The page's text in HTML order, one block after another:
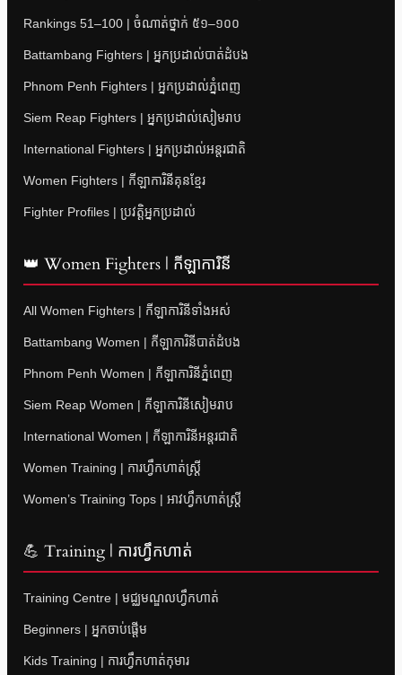
Rankings 51–100 | ចំណាត់ថ្នាក់ ៥១–១០០
Battambang Fighters | អ្នកប្រដាល់បាត់ដំបង
Phnom Penh Fighters | អ្នកប្រដាល់ភ្នំពេញ
Siem Reap Fighters | អ្នកប្រដាល់សៀមរាប
International Fighters | អ្នកប្រដាល់អន្តរជាតិ
Women Fighters | កីឡាការិនីគុនខ្មែរ
Fighter Profiles | ប្រវត្តិអ្នកប្រដាល់
👑 Women Fighters | កីឡាការិនី
All Women Fighters | កីឡាការិនីទាំងអស់
Battambang Women | កីឡាការិនីបាត់ដំបង
Phnom Penh Women | កីឡាការិនីភ្នំពេញ
Siem Reap Women | កីឡាការិនីសៀមរាប
International Women | កីឡាការិនីអន្តរជាតិ
Women Training | ការហ្វឹកហាត់ស្ត្រី
Women’s Training Tops | អាវហ្វឹកហាត់ស្ត្រី
💪 Training | ការហ្វឹកហាត់
Training Centre | មជ្ឈមណ្ឌលហ្វឹកហាត់
Beginners | អ្នកចាប់ផ្តើម
Kids Training | ការហ្វឹកហាត់កុមារ